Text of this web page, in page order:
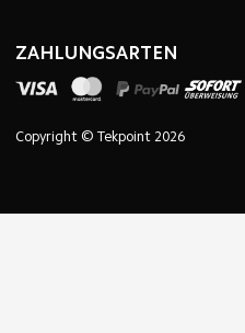
ZAHLUNGSARTEN
Copyright © Tekpoint 2026